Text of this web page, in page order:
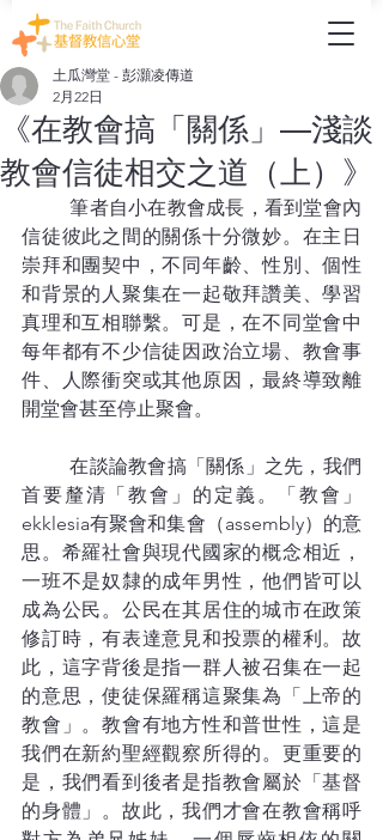
《在教會搞「關係」—淺談
教會信徒相交之道（上）》
土瓜灣堂 - 彭灝凌傳道
2月22日
	筆者自小在教會成長，看到堂會內
信徒彼此之間的關係十分微妙。在主日
崇拜和團契中，不同年齡、性別、個性
和背景的人聚集在一起敬拜讚美、學習
真理和互相聯繫。可是，在不同堂會中
每年都有不少信徒因政治立場、教會事
件、人際衝突或其他原因，最終導致離
開堂會甚至停止聚會。
	在談論教會搞「關係」之先，我們
首要釐清「教會」的定義。「教會」
ekklesia有聚會和集會（assembly）的意
思。希羅社會與現代國家的概念相近，
一班不是奴隸的成年男性，他們皆可以
成為公民。公民在其居住的城市在政策
修訂時，有表達意見和投票的權利。故
此，這字背後是指一群人被召集在一起
的意思，使徒保羅稱這聚集為「上帝的
教會」。教會有地方性和普世性，這是
我們在新約聖經觀察所得的。更重要的
是，我們看到後者是指教會屬於「基督
的身體」。故此，我們才會在教會稱呼